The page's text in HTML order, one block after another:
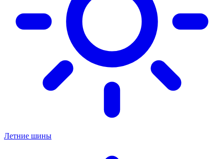
Летние шины